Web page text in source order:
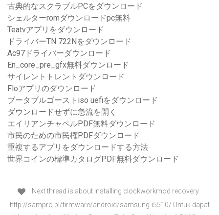
古典的なスクラブルPCをダウンロード
シェルターromダウンロードpc無料
Teatvアプリをダウンロード
ドライバーTN 722Nをダウンロード
Ac97ドライバーダウンロード
En_core_pre_gfx無料ダウンロード
サイレントトレントダウンロード
Floアプリのダウンロード
ブータブルゴーストiso uefiをダウンロード
ダウンロードせずに急流を開く
エイリアンチャペルPDF無料ダウンロード
市民のための市民権PDFダウンロード
重複するアプリをダウンロードする方法
世界コインの標準カタログPDF無料ダウンロード
Next thread is about installing clockworkmod recovery .
http://sampro.pl/firmware/android/samsung-i5510/ Untuk dapat